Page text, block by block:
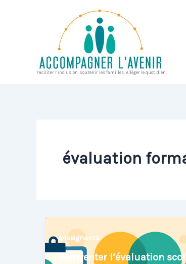
Faciliter l’inclusion. Soutenir les familles. Alléger le quotidien.
évaluation
enseignants
Réinventer l’évaluation